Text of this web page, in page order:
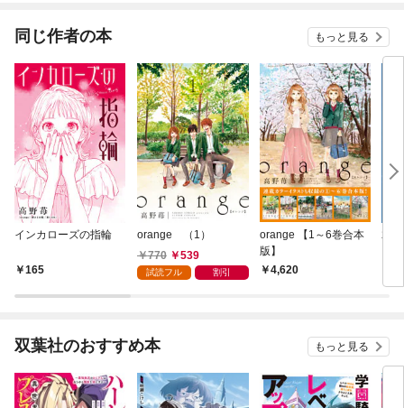
同じ作者の本 もっと見る
インカローズの指輪
165
orange （1）
770
539
試読フル 割引
orange 【1～6巻合本
版】
4,620
君
双葉社のおすすめ本 もっと見る